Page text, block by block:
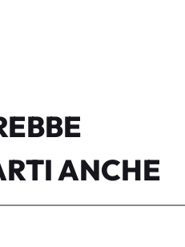
ANCHE